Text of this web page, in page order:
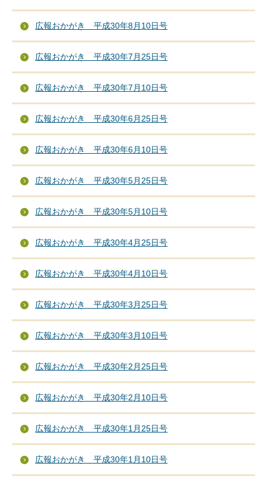
広報おかがき 平成30年8月10日号
広報おかがき 平成30年7月25日号
広報おかがき 平成30年7月10日号
広報おかがき 平成30年6月25日号
広報おかがき 平成30年6月10日号
広報おかがき 平成30年5月25日号
広報おかがき 平成30年5月10日号
広報おかがき 平成30年4月25日号
広報おかがき 平成30年4月10日号
広報おかがき 平成30年3月25日号
広報おかがき 平成30年3月10日号
広報おかがき 平成30年2月25日号
広報おかがき 平成30年2月10日号
広報おかがき 平成30年1月25日号
広報おかがき 平成30年1月10日号